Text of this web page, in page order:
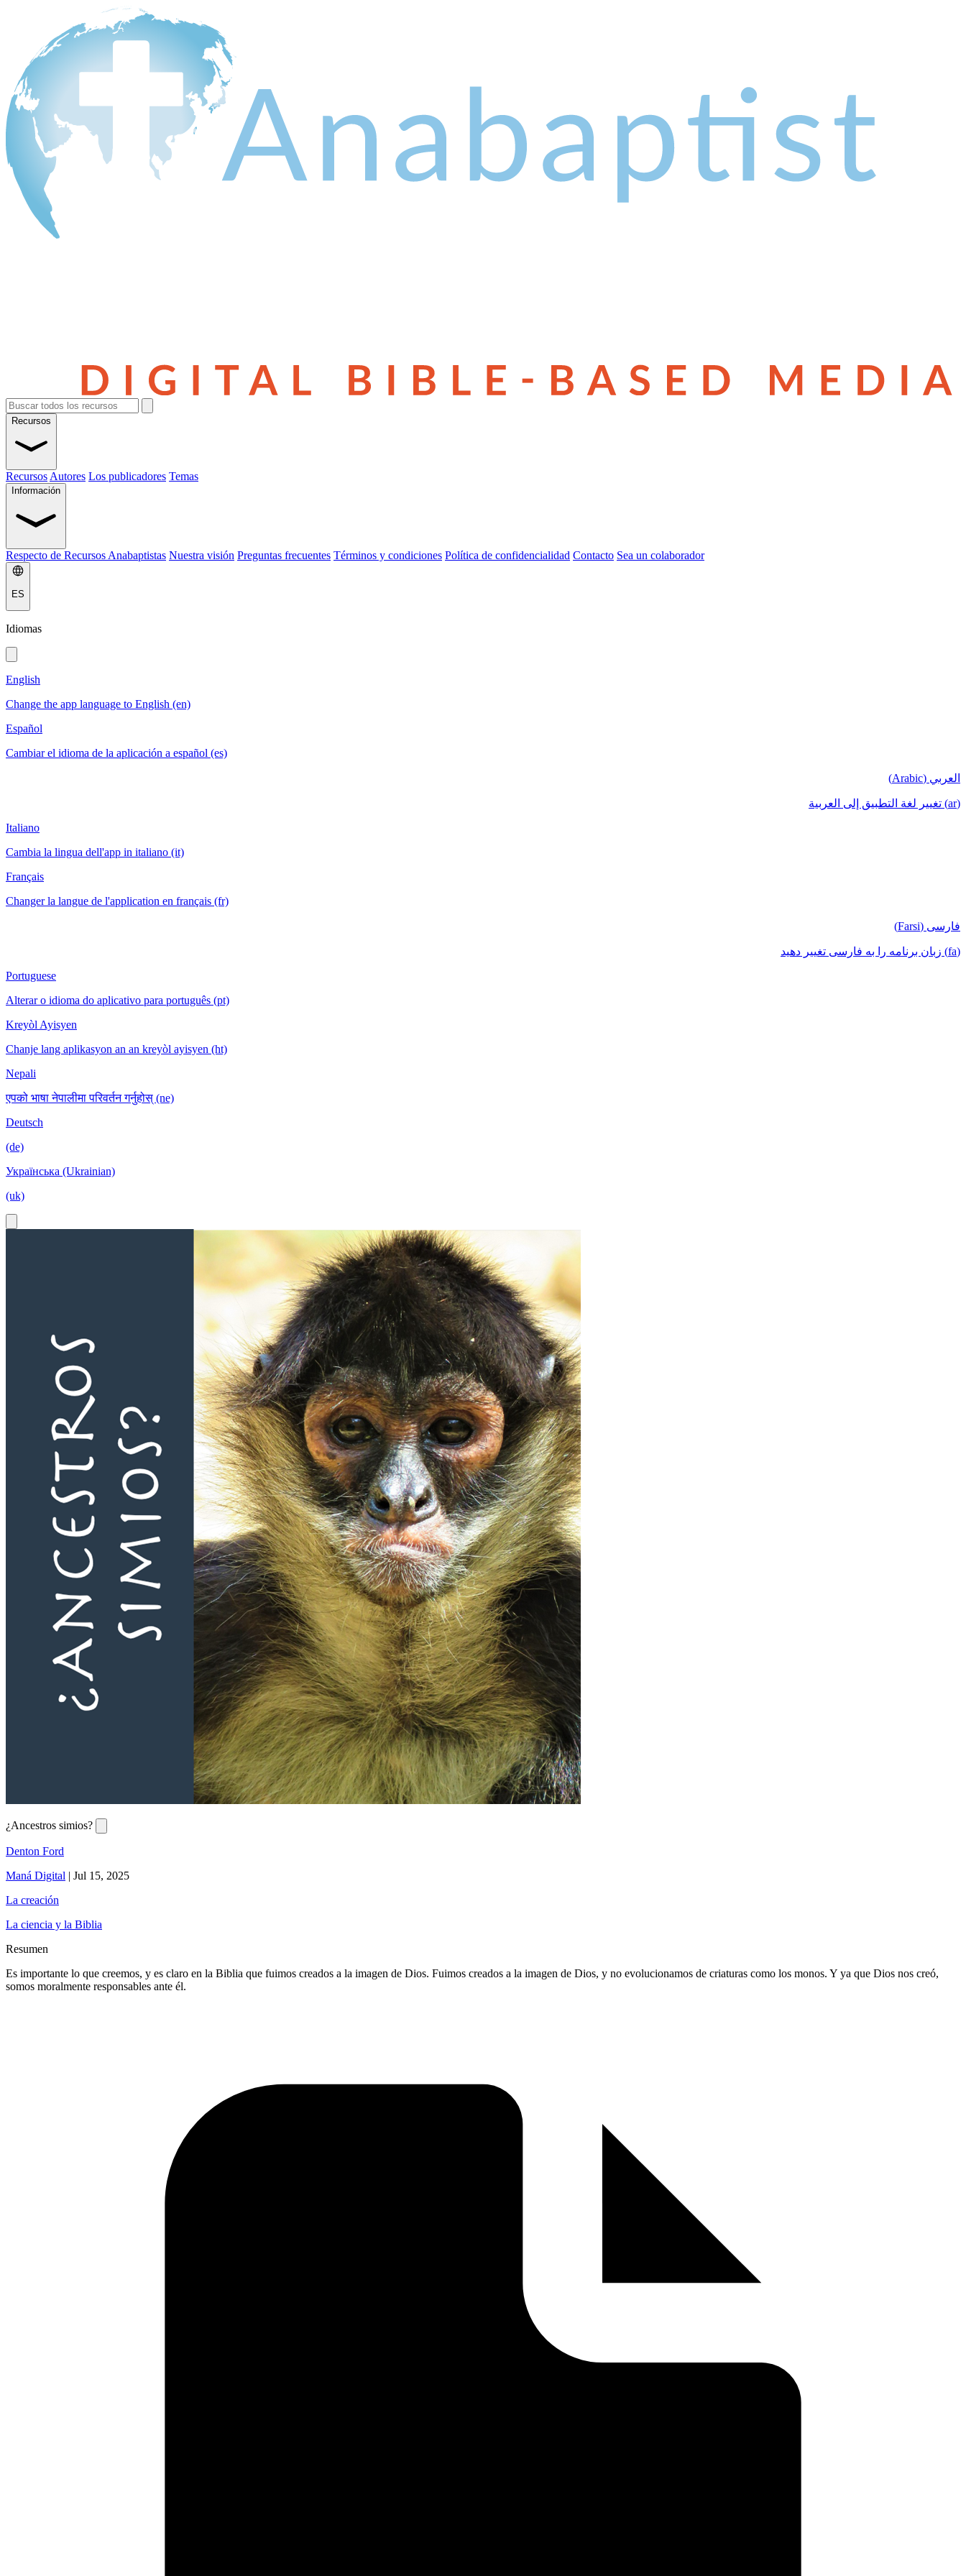
Recursos
Recursos Autores Los publicadores Temas
Información
Respecto de Recursos Anabaptistas Nuestra visión Preguntas frecuentes Términos y condiciones Política de confidencialidad Contacto Sea un colaborador
ES
Idiomas
English
Change the app language to English (en)
Español
Cambiar el idioma de la aplicación a español (es)
العربي (Arabic)
(ar) تغيير لغة التطبيق إلى العربية
Italiano
Cambia la lingua dell'app in italiano (it)
Français
Changer la langue de l'application en français (fr)
فارسی (Farsi)
(fa) زبان برنامه را به فارسی تغییر دهید
Portuguese
Alterar o idioma do aplicativo para português (pt)
Kreyòl Ayisyen
Chanje lang aplikasyon an an kreyòl ayisyen (ht)
Nepali
एपको भाषा नेपालीमा परिवर्तन गर्नुहोस् (ne)
Deutsch
(de)
Українська (Ukrainian)
(uk)
¿Ancestros simios?
Denton Ford
Maná Digital | Jul 15, 2025
La creación
La ciencia y la Biblia
Resumen
Es importante lo que creemos, y es claro en la Biblia que fuimos creados a la imagen de Dios. Fuimos creados a la imagen de Dios, y no evolucionamos de criaturas como los monos. Y ya que Dios nos creó,
somos moralmente responsables ante él.